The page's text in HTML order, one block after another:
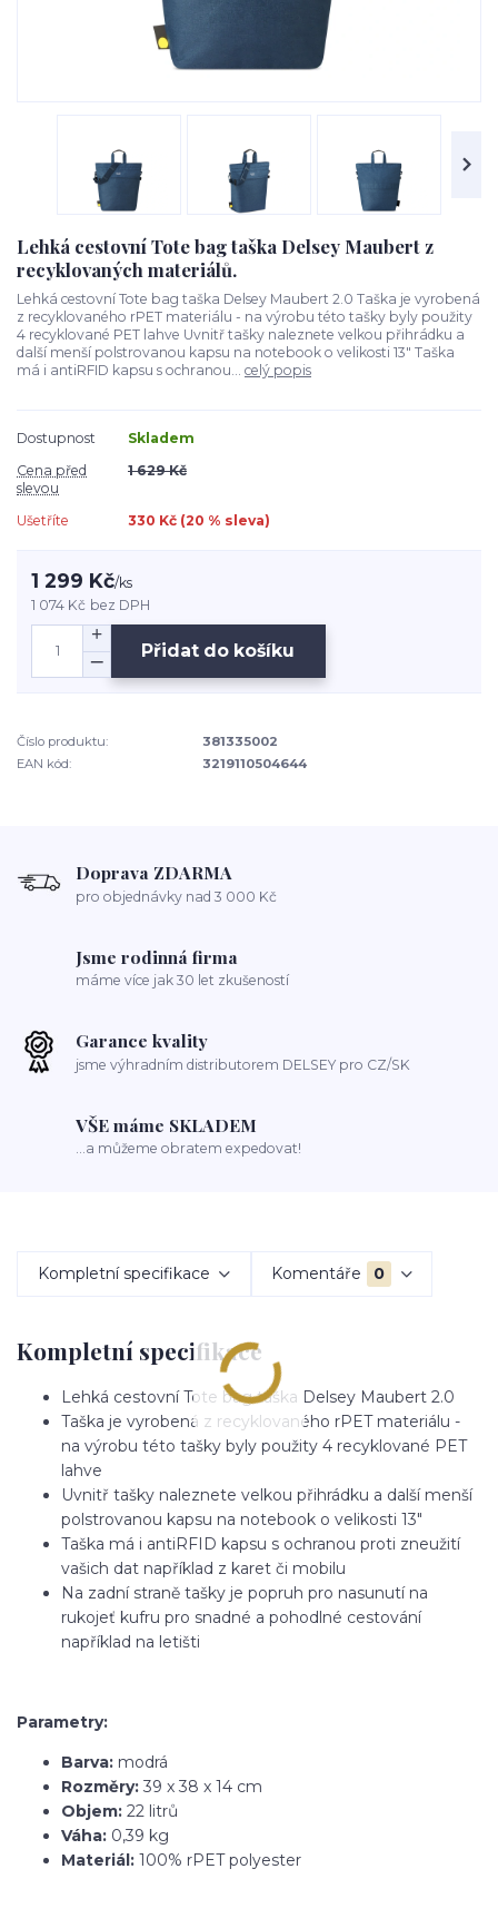
Lehká cestovní Tote bag taška Delsey Maubert z
recyklovaných materiálů.
Lehká cestovní Tote bag taška Delsey Maubert 2.0 Taška je vyrobená
z recyklovaného rPET materiálu - na výrobu této tašky byly použity
4 recyklované PET lahve Uvnitř tašky naleznete velkou přihrádku a
další menší polstrovanou kapsu na notebook o velikosti 13" Taška
má i antiRFID kapsu s ochranou... celý popis
Dostupnost
Skladem
Cena před
slevou
1 629 Kč
Ušetříte 330 Kč (20 % sleva)
1 299 Kč/ks
1 074 Kč bez DPH
Přidat do košíku
Číslo produktu:
381335002
EAN kód:
3219110504644
Doprava ZDARMA
pro objednávky nad 3 000 Kč
Jsme rodinná firma
máme více jak 30 let zkušeností
Garance kvality
jsme výhradním distributorem DELSEY pro CZ/SK
VŠE máme SKLADEM
...a můžeme obratem expedovat!
Kompletní specifikace Komentáře 0
Kompletní specifikace
Lehká cestovní Tote bag taška Delsey Maubert 2.0
Taška je vyrobená z recyklovaného rPET materiálu -
na výrobu této tašky byly použity 4 recyklované PET
lahve
Uvnitř tašky naleznete velkou přihrádku a další menší
polstrovanou kapsu na notebook o velikosti 13"
Taška má i antiRFID kapsu s ochranou proti zneužití
vašich dat například z karet či mobilu
Na zadní straně tašky je popruh pro nasunutí na
rukojeť kufru pro snadné a pohodlné cestování
například na letišti
Parametry:
Barva: modrá
Rozměry: 39 x 38 x 14 cm
Objem: 22 litrů
Váha: 0,39 kg
Materiál: 100% rPET polyester